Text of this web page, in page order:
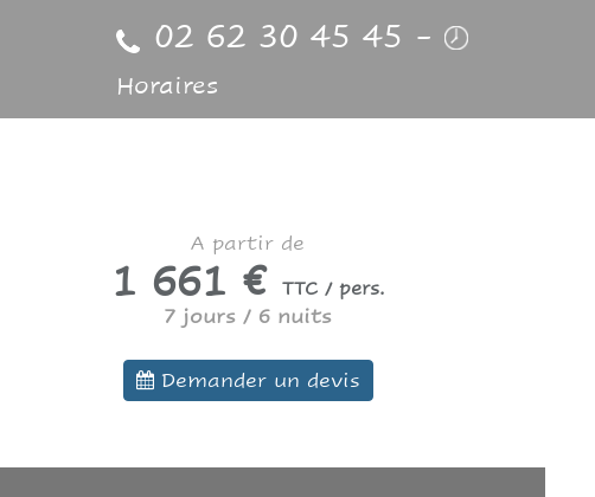
02 62 30 45 45 -
Horaires
A partir de
1 661 € TTC / pers.
7 jours / 6 nuits
Demander un devis